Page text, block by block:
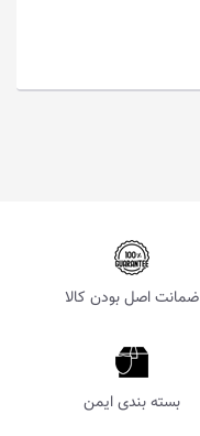
ضمانت اصل بودن کالا
بسته بندی ایمن